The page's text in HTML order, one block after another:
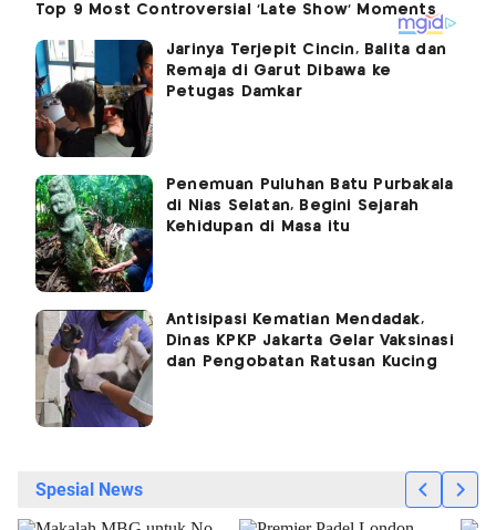
Jarinya Terjepit Cincin, Balita dan
Remaja di Garut Dibawa ke
Petugas Damkar
Penemuan Puluhan Batu Purbakala
di Nias Selatan, Begini Sejarah
Kehidupan di Masa itu
Antisipasi Kematian Mendadak,
Dinas KPKP Jakarta Gelar Vaksinasi
dan Pengobatan Ratusan Kucing